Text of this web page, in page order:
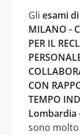
Gli esami di
MILANO -
PER IL
CON
TEMPO
Lombardia
sono